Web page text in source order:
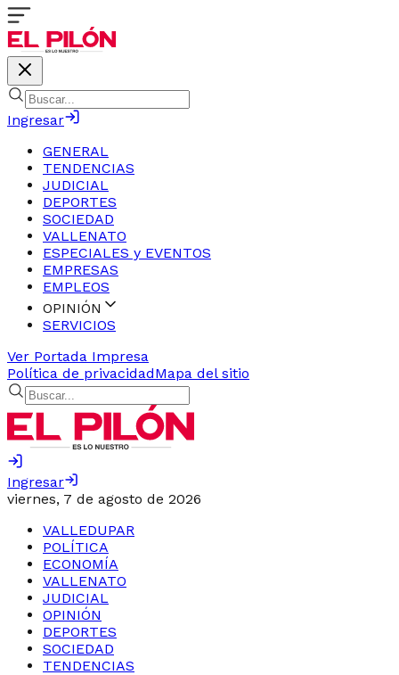
Ingresar
GENERAL
TENDENCIAS
JUDICIAL
DEPORTES
SOCIEDAD
VALLENATO
ESPECIALES y EVENTOS
EMPRESAS
EMPLEOS
OPINIÓN
SERVICIOS
Ver Portada Impresa
Política de privacidadMapa del sitio
Ingresar
viernes, 7 de agosto de 2026
VALLEDUPAR
POLÍTICA
ECONOMÍA
VALLENATO
JUDICIAL
OPINIÓN
DEPORTES
SOCIEDAD
TENDENCIAS